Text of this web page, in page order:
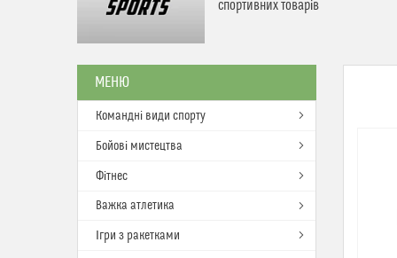
спортивних товарів
Командні види спорту
Бойові мистецтва
Фітнес
Важка атлетика
Ігри з ракетками